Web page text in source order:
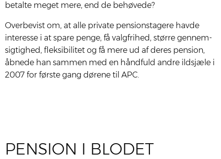
betal­te meget mere, end de behø­ve­de?
Over­be­vist om, at alle pri­va­te pen­sions­ta­ge­re hav­de
inter­es­se i at spa­re pen­ge, få valg­fri­hed, stør­re gen­nem­
sig­tig­hed, flek­si­bi­li­tet og få mere ud af deres pen­sion,
åbne­de han sam­men med en hånd­fuld andre ildsjæ­le i
2007 for før­ste gang døre­ne til APC.
PENSION I BLODET